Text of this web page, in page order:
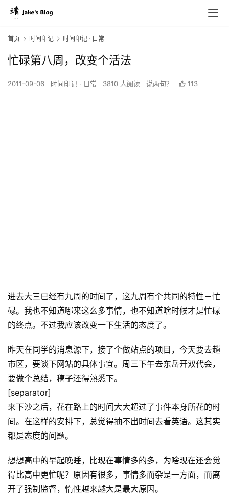
首页 时间印记 时间印记 · 日常
忙碌第八周，改变个活法
2011-09-06 时间印记 · 日常 3810 人阅读 说两句？ 113
进去大三已经有九周的时间了，这九周有个共同的特性－忙
碌。我也不知道哪来这么多事情，也不知道啥时候才是忙碌
的终点。不过我应该改变一下生活的态度了。
昨天在同学的消息源下，接了个做站点的项目，今天要去趟
市区，要谈下网站的具体事宜。周三下午去东岳开双代会，
要做个总结，稿子还得熟悉下。
[separator]
来下沙之后，花在路上的时间大大超过了事件本身所花的时
间。在这样的安排下，总觉得抽不出时间去看英语。这其实
都是态度的问题。
想想高中的早起晚睡，比现在事情多的多，为啥现在还会觉
得比高中更忙呢？原因有很多，事情多而杂是一方面，而离
开了强制监督，惰性越来越大是最大原因。